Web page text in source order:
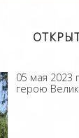
05 мая 2023
герою